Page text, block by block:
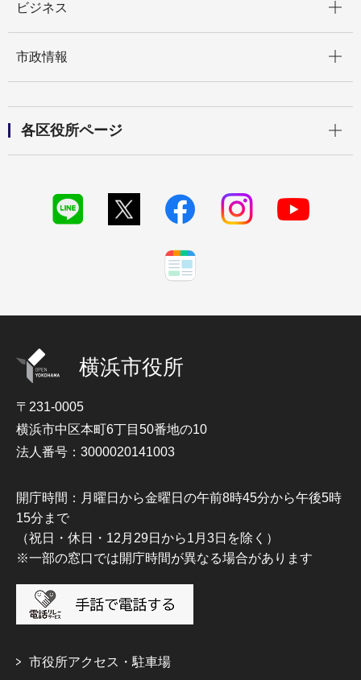
ビジネス
市政情報
各区役所ページ
横浜市役所
〒231-0005
横浜市中区本町6丁目50番地の10
法人番号：3000020141003
開庁時間：月曜日から金曜日の午前8時45分から午後5時
15分まで
（祝日・休日・12月29日から1月3日を除く）
※一部の窓口では開庁時間が異なる場合があります
市役所アクセス・駐車場